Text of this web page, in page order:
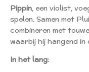
Pippin, een violist,
spelen. Samen met
combineren met
waarbij hij hangend
In het lang: